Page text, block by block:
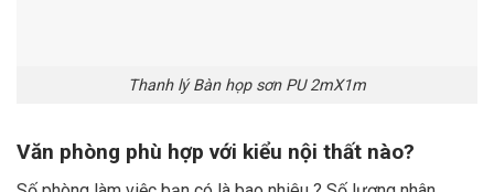
Thanh lý Bàn họp sơn PU 2mX1m
Văn phòng phù hợp với kiểu nội thất nào?